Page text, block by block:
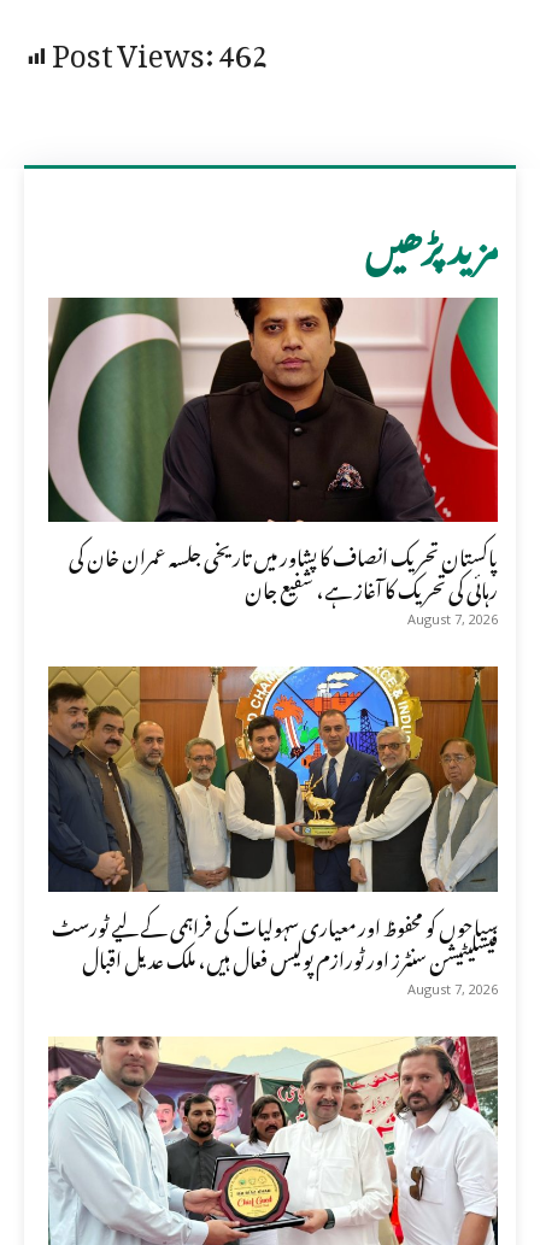
Post Views:462
مزید پڑھیں
پاکستان تحریک انصاف کا پشاور میں تاریخی جلسہ عمران خان کی
رہائی کی تحریک کا آغاز ہے، شفیع جان
August 7, 2026
سیاحوں کو محفوظ اور معیاری سہولیات کی فراہمی کے لیے ٹورسٹ
فیسلیٹیشن سنٹرز اور ٹورازم پولیس فعال ہیں، ملک عدیل اقبال
August 7, 2026